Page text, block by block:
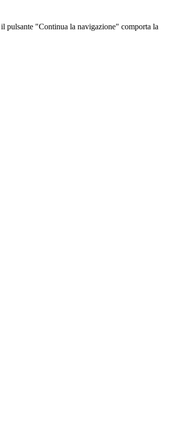
pulsante "Continua la navigazione" comporta la